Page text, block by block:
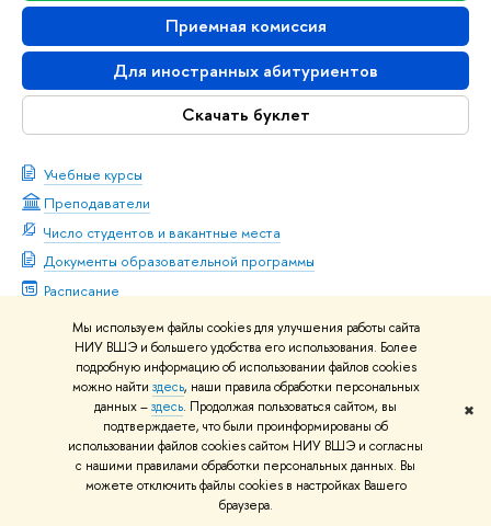
Мы используем файлы cookies для улучшения работы сайта
НИУ ВШЭ и большего удобства его использования. Более
подробную информацию об использовании файлов cookies
можно найти здесь, наши правила обработки персональных
данных –здесь. Продолжая пользоваться сайтом, вы
подтверждаете, что были проинформированы об
использовании файлов cookies сайтом НИУ ВШЭ и согласны
с нашими правилами обработки персональных данных. Вы
можете отключить файлы cookies в настройках Вашего
браузера.
✖
Приемная комиссия
Для иностранных абитуриентов
Скачать буклет
Учебные курсы
Преподаватели
Число студентов и вакантные места
Документы образовательной программы
Расписание
Академический совет
Академический руководитель
Климова Маргарита Андреевна